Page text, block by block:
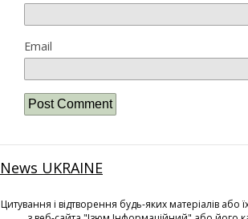
Email
News UKRAINE
Цитування і відтворення будь-яких матеріалів або